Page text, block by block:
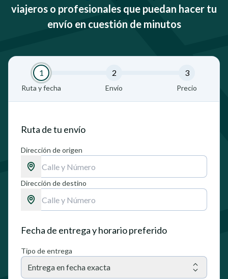
viajeros o profesionales que puedan hacer tu
envío en cuestión de minutos
1
Ruta y fecha
2
Envío
3
Precio
Ruta de tu envío
Dirección de origen
Dirección de destino
Fecha de entrega y horario preferido
Tipo de entrega
Entrega en fecha exacta